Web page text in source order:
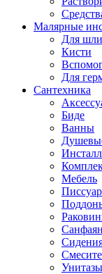
Малярные
Для
Кисти
Для
Сантехника
Биде
Ванны
Мебель
Унитазы